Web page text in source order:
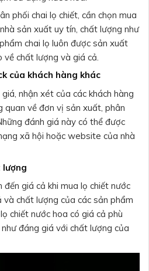
phối chai lọ chiết, cần chọn mua
sản xuất uy tín, chất lượng như
chai lọ luôn được sản xuất
về chất lượng và giá cả.
của khách hàng khác
nhận xét của các khách hàng
quan về đơn vị sản xuất, phân
đánh giá này có thể được
xã hội hoặc website của nhà
lượng
đến giá cả khi mua lọ chiết nước
chất lượng của các sản phẩm
chiết nước hoa có giá cả phù
đáng giá với chất lượng của